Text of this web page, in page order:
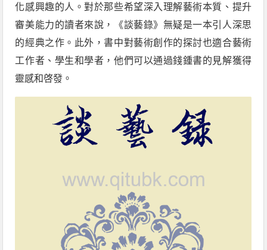
化感興趣的人。對於那些希望深入理解藝術本質、提升
審美能力的讀者來說，《談藝錄》無疑是一本引人深思
的經典之作。此外，書中對藝術創作的探討也適合藝術
工作者、學生和學者，他們可以通過錢鍾書的見解獲得
靈感和啓發。